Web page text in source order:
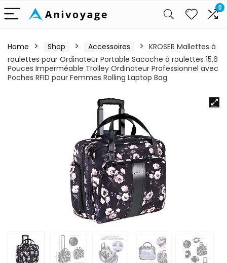
0
Home Shop Accessoires
KROSER Mallettes à
roulettes pour Ordinateur Portable Sacoche à roulettes 15,6
Pouces Imperméable Trolley Ordinateur Professionnel avec
Poches RFID pour Femmes Rolling Laptop Bag